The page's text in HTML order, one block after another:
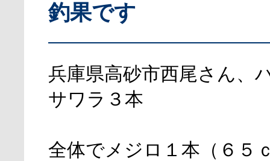
釣果です
兵庫県高砂市西尾さん、
サワラ３本
全体でメジロ１本（６５